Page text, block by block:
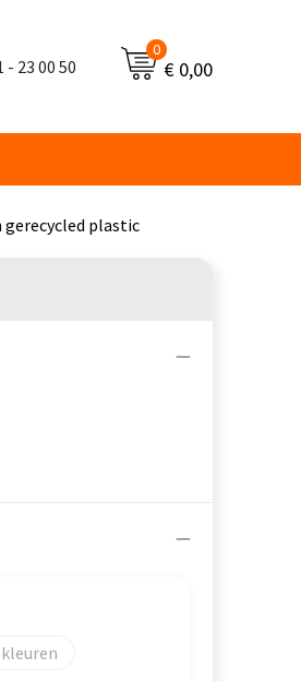
- 23 00 50
0
€ 0,00
gerecycled plastic